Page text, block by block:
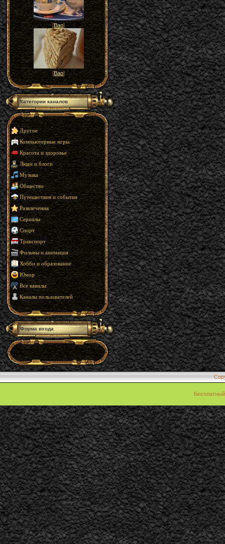
[Вао]
[Вао]
Категории каналов
Другое
Компьютерные игры
Красота и здоровье
Люди и блоги
Музыка
Общество
Путешествия и события
Развлечения
Сериалы
Спорт
Транспорт
Фильмы и анимация
Хобби и образование
Юмор
Все каналы
Каналы пользователей
Форма входа